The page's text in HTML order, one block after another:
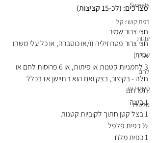
Sweets
רמת קושי: קל
עוגות
עוגיות
לחם
פשטידות
סלטים
מצרכים: (לכ-15 קציצות)
חצי צרור שמיר
חצי צרור פטרוזיליה (ו/או כוסברה, או כל עלי משהו
אחר)
3 לחמניות קטנות או פיתות, או 6 פרוסות לחם או
חלה - בקיצור, בצק ואם הוא התיישן אז בכלל
תפרתם
1 ביצה
1 בצל קטן חתוך לקוביות קטנות
½ כפית פלפל
1 כפית מלח